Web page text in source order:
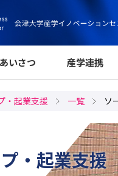
いさつ 産学連携
・起業支援 一覧 ソ
・起業支援